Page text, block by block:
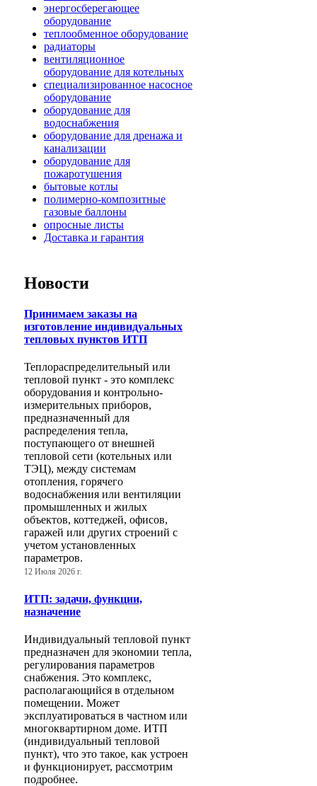
энергосберегающее
оборудование
теплообменное оборудование
радиаторы
вентиляционное
оборудование для котельных
специализированное насосное
оборудование
оборудование для
водоснабжения
оборудование для дренажа и
канализации
оборудование для
пожаротушения
бытовые котлы
полимерно-композитные
газовые баллоны
опросные листы
Доставка и гарантия
Новости
Принимаем заказы на
изготовление индивидуальных
тепловых пунктов ИТП
Теплораспределительный или
тепловой пункт - это комплекс
оборудования и контрольно-
измерительных приборов,
предназначенный для
распределения тепла,
поступающего от внешней
тепловой сети (котельных или
ТЭЦ), между системам
отопления, горячего
водоснабжения или вентиляции
промышленных и жилых
объектов, коттеджей, офисов,
гаражей или других строений с
учетом установленных
параметров.
12 Июля 2026 г.
ИТП: задачи, функции,
назначение
Индивидуальный тепловой пункт
предназначен для экономии тепла,
регулирования параметров
снабжения. Это комплекс,
располагающийся в отдельном
помещении. Может
эксплуатироваться в частном или
многоквартирном доме. ИТП
(индивидуальный тепловой
пункт), что это такое, как устроен
и функционирует, рассмотрим
подробнее.